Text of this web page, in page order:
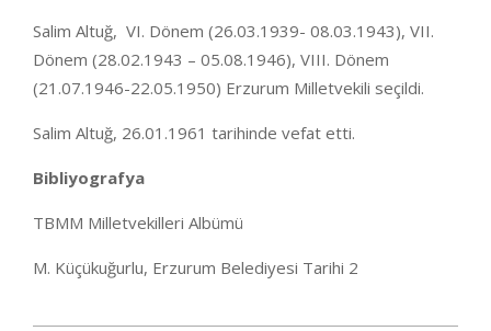
Salim Altuğ, VI. Dönem (26.03.1939- 08.03.1943), VII.
Dönem (28.02.1943 – 05.08.1946), VIII. Dönem
(21.07.1946-22.05.1950) Erzurum Milletvekili seçildi.
Salim Altuğ, 26.01.1961 tarihinde vefat etti.
Bibliyografya
TBMM Milletvekilleri Albümü
M. Küçükuğurlu, Erzurum Belediyesi Tarihi 2